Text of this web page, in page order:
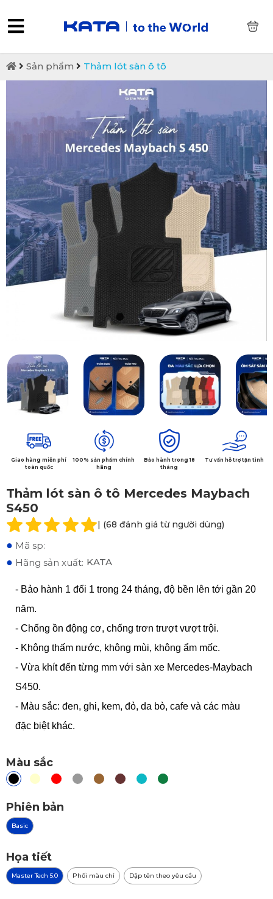
Sản phẩm Thảm lót sàn ô tô
Giao hàng miễn phí
toàn quốc
100% sản phẩm chính
hãng
Bảo hành trong 18
tháng
Tư vấn hỗ trợ tận tình
Thảm lót sàn ô tô Mercedes Maybach
S450
| (68 đánh giá từ người dùng)
● Mã sp:
● Hãng sản xuất: KATA
- Bảo hành 1 đổi 1 trong 24 tháng, độ bền lên tới gần 20
năm.
- Chống ồn động cơ, chống trơn trượt vượt trội.
- Không thấm nước, không mùi, không ẩm mốc.
- Vừa khít đến từng mm với sàn xe Mercedes-Maybach
S450.
- Màu sắc: đen, ghi, kem, đỏ, da bò, cafe và các màu
đặc biệt khác.
Màu sắc
Phiên bản
Basic
Họa tiết
Master Tech 5.0 Phối màu chỉ Dập tên theo yêu cầu